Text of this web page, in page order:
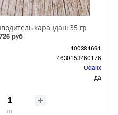
карандаш 35 гр
726 руб
400384691
4630153460176
Udalix
да
шт